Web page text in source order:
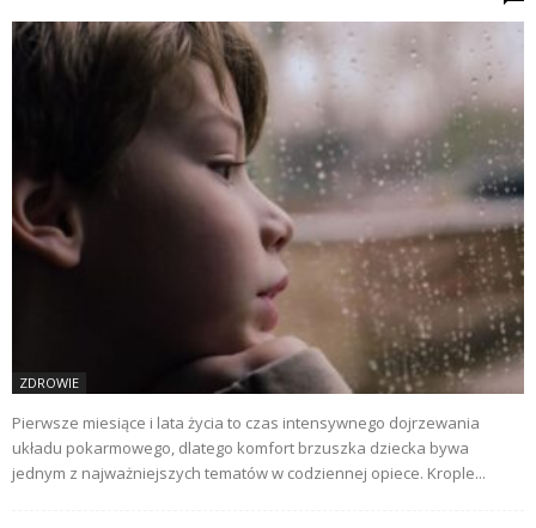
ZDROWIE
Pierwsze miesiące i lata życia to czas intensywnego dojrzewania
układu pokarmowego, dlatego komfort brzuszka dziecka bywa
jednym z najważniejszych tematów w codziennej opiece. Krople...